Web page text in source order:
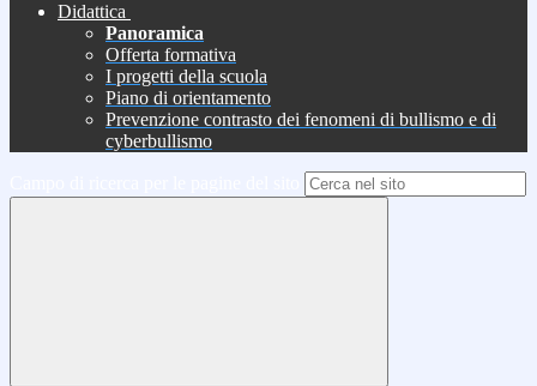
Didattica
Panoramica
Offerta formativa
I progetti della scuola
Piano di orientamento
Prevenzione contrasto dei fenomeni di bullismo e di
cyberbullismo